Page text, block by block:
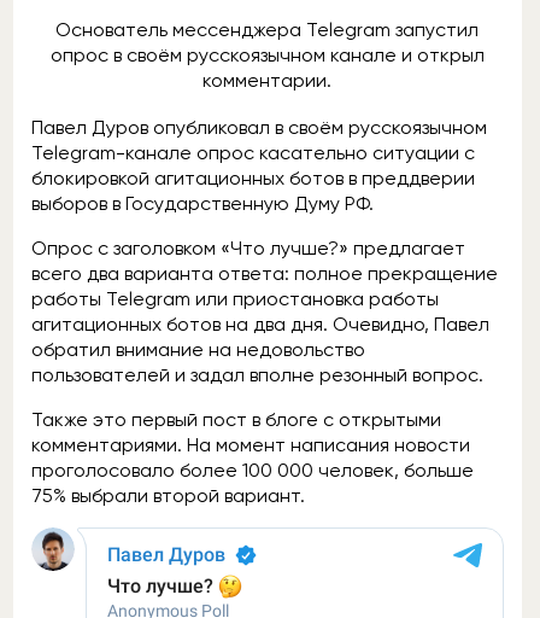
Основатель мессенджера Telegram запустил
опрос в своём русскоязычном канале и открыл
комментарии.
Павел Дуров опубликовал в своём русскоязычном
Telegram-канале опрос касательно ситуации с
блокировкой агитационных ботов в преддверии
выборов в Государственную Думу РФ.
Опрос с заголовком «Что лучше?» предлагает
всего два варианта ответа: полное прекращение
работы Telegram или приостановка работы
агитационных ботов на два дня. Очевидно, Павел
обратил внимание на недовольство
пользователей и задал вполне резонный вопрос.
Также это первый пост в блоге с открытыми
комментариями. На момент написания новости
проголосовало более 100 000 человек, больше
75% выбрали второй вариант.